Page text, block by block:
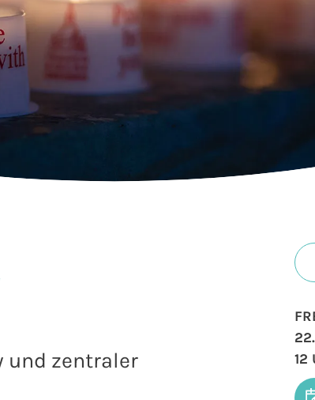
und zentraler
12